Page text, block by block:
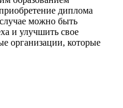
диплома
можно быть
и улучшить свое
организации, которые